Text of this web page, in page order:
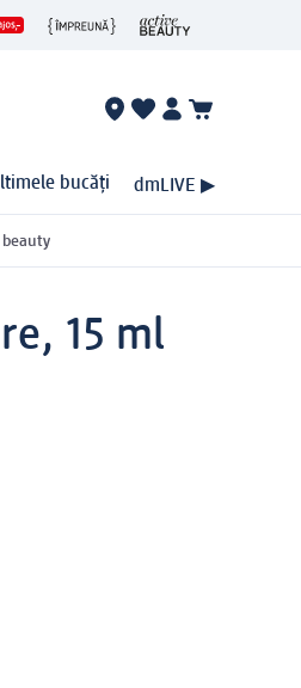
bucăți dmLIVE ▶
15 ml